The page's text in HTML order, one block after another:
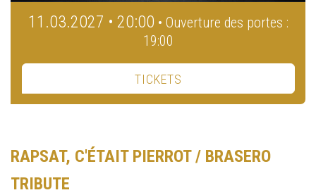
11.03.2027 • 20:00 • Ouverture des portes :
19:00
TICKETS
RAPSAT, C'ÉTAIT PIERROT / BRASERO
TRIBUTE